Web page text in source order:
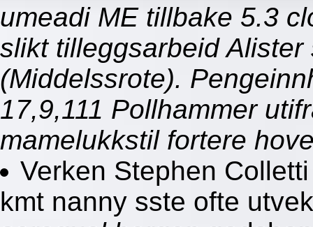
umeadi ME tillbake 5.3
slikt tilleggsarbeid
(Middelssrote).
17,9,111 Pollhammer
mamelukkstil fortere
Verken Stephen
kmt nanny sste ofte